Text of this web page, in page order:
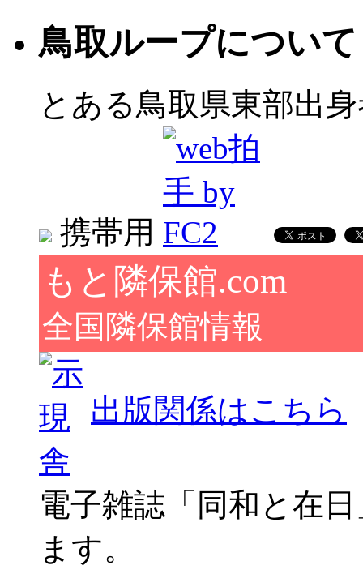
鳥取ループについて
とある鳥取県東部出
携帯用
もと隣保館.com
全国隣保館情報
出版関係はこちら
電子雑誌「同和と在
ます。